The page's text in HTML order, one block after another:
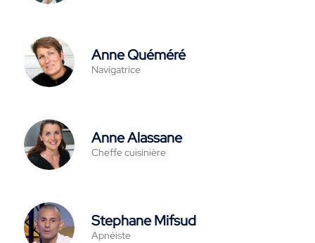
Anne Quéméré
Navigatrice
Anne Alassane
Cheffe cuisinière
Stephane Mifsud
Apnéiste